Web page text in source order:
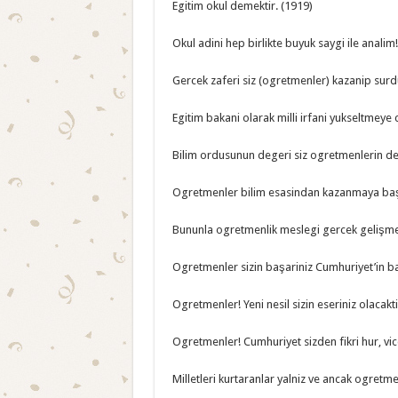
Egitim okul demektir. (1919)
Okul adini hep birlikte buyuk saygi ile
Gercek zaferi siz (ogretmenler) kazanip
Egitim bakani olarak milli irfani yukseltmeye
Bilim ordusunun degeri siz ogretmenlerin
Ogretmenler bilim esasindan kazanmaya
Bununla ogretmenlik meslegi gercek
Ogretmenler sizin başariniz Cumhuriyet’in
Ogretmenler! Yeni nesil sizin eseriniz
Ogretmenler! Cumhuriyet sizden fikri hur,
Milletleri kurtaranlar yalniz ve ancak